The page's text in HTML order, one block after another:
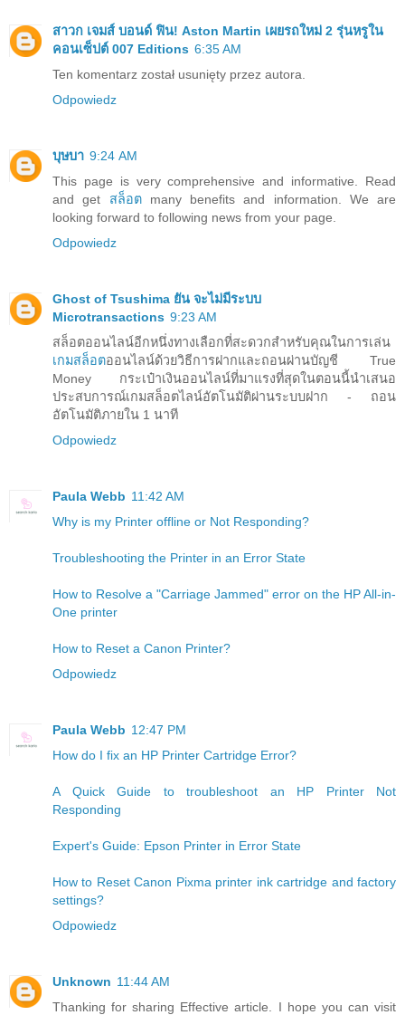
สาวก เจมส์ บอนด์ ฟิน! Aston Martin เผยรถใหม่ 2 รุ่นหรูใน
คอนเซ็ปต์ 007 Editions 6:35 AM
Ten komentarz został usunięty przez autora.
Odpowiedz
บุษบา 9:24 AM
This page is very comprehensive and informative. Read
and get สล็อตmany benefits and information. We are
looking forward to following news from your page.
Odpowiedz
Ghost of Tsushima ยัน จะไม่มีระบบ
Microtransactions 9:23 AM
สล็อตออนไลน์อีกหนึ่งทางเลือกที่สะดวกสำหรับคุณในการเล่น
เกมสล็อตออนไลน์ด้วยวิธีการฝากและถอนผ่านบัญชี True
Money กระเป๋าเงินออนไลน์ที่มาแรงที่สุดในตอนนี้นำเสนอ
ประสบการณ์เกมสล็อตไลน์อัตโนมัติผ่านระบบฝาก - ถอน
อัตโนมัติภายใน 1 นาที
Odpowiedz
Paula Webb 11:42 AM
Why is my Printer offline or Not Responding?
Troubleshooting the Printer in an Error State
How to Resolve a "Carriage Jammed" error on the HP All-in-
One printer
How to Reset a Canon Printer?
Odpowiedz
Paula Webb 12:47 PM
How do I fix an HP Printer Cartridge Error?
A Quick Guide to troubleshoot an HP Printer Not
Responding
Expert's Guide: Epson Printer in Error State
How to Reset Canon Pixma printer ink cartridge and factory
settings?
Odpowiedz
Unknown 11:44 AM
Thanking for sharing Effective article. I hope you can visit